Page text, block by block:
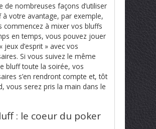
de nombreuses façons d’utiliser
à votre avantage, par exemple,
commencez à mixer vos bluffs
en temps, vous pouvez jouer
jeux d’esprit » avec vos
Si vous suivez le même
bluff toute la soirée, vos
s’en rendront compte et, tôt
vous serez pris la main dans le
: le coeur du poker